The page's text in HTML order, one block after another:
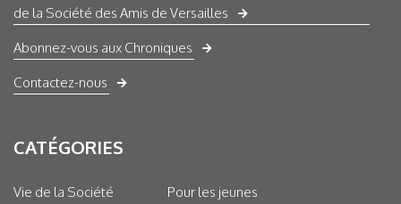
de la Société des Amis de Versailles
Abonnez-vous aux Chroniques
Contactez-nous
CATÉGORIES
Vie de la Société
Pour les jeunes